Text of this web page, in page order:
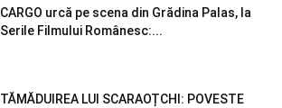
CARGO urcă pe scena din Grădina Palas, la
Serile Filmului Românesc:...
TĂMĂDUIREA LUI SCARAOȚCHI: POVESTE